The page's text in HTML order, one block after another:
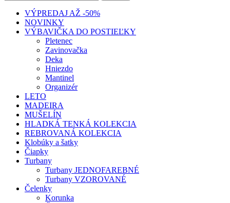
VÝPREDAJ AŽ -50%
NOVINKY
VÝBAVIČKA DO POSTIEĽKY
Pletenec
Zavinovačka
Deka
Hniezdo
Mantinel
Organizér
LETO
MADEIRA
MUŠELÍN
HLADKÁ TENKÁ KOLEKCIA
REBROVANÁ KOLEKCIA
Klobúky a šatky
Čiapky
Turbany
Turbany JEDNOFAREBNÉ
Turbany VZOROVANÉ
Čelenky
Korunka